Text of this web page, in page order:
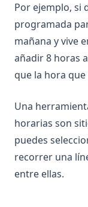
Por ejemplo, si
programada
mañana y vive
añadir 8 horas
que la hora que
Una
horarias son
puedes
recorrer una
entre ellas.